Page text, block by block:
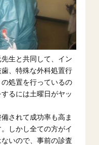
生と共同して、イン
、特殊な外科処置行
処置を行っているの
るには土曜日がヤッ
されて成功率も高ま
しかし全ての方がイ
いので、事前の診査